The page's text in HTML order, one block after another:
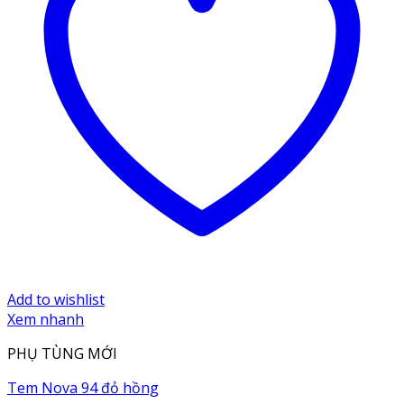
Add to wishlist
Xem nhanh
PHỤ TÙNG MỚI
Tem Nova 94 đỏ hồng